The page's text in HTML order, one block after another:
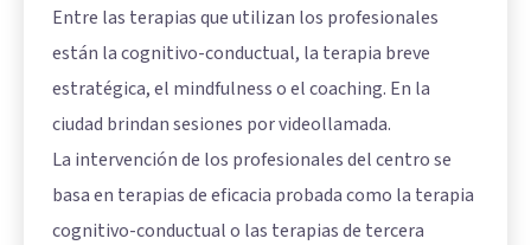
Entre las terapias que utilizan los profesionales
están la cognitivo-conductual, la terapia breve
estratégica, el mindfulness o el coaching. En la
ciudad brindan sesiones por videollamada.
La intervención de los profesionales del centro se
basa en terapias de eficacia probada como la terapia
cognitivo-conductual o las terapias de tercera